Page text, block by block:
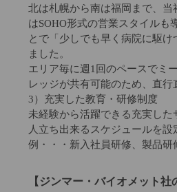
北は札幌から南は福岡まで、
はSOHO形式の営業スタイル
とで「少しでも早く病院に駆
ました。
エリア毎に週1回のペースでミ
レッジが共有可能のため、直
3）充実した教育・研修制度
未経験から活躍できる充実し
人立ち出来るスケジュールを設
例・・・新入社員研修、製品研
【ジンマー・バイオメット社